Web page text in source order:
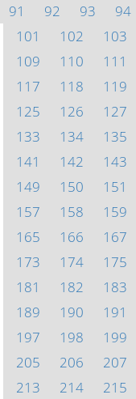
91
92 93 94
101
102 103
109
110 111
117
118 119
125
126 127
133
134 135
141
142 143
149
150 151
157
158 159
165
166 167
173
174 175
181
182 183
189
190 191
197
198 199
205
206 207
213
214 215